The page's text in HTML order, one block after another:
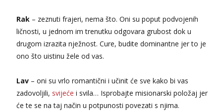
Tel:064/677-677- Kod: #04
tel:0,93€ - mob:1,12€ min
Obavijesti me kada se oslobodi
Snježana
tel:0,93€ - mob:1,12€ min
Biljana
Rak – zeznuti frajeri, nema što. Oni su poput podvojenih
ličnosti, u jednom im trenutku odgovara grubost dok u
drugom izrazita nježnost. Cure, budite dominantne jer to je
ono što uistinu žele od vas.
Lav – oni su vrlo romantični i učinit će sve kako bi vas
zadovoljili, svijeće i svila… Isprobajte misionarski položaj jer
će te se na taj način u potpunosti povezati s njima.